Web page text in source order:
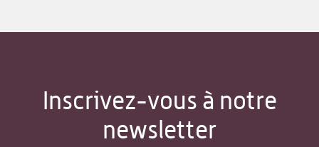
Inscrivez-vous à notre
newsletter